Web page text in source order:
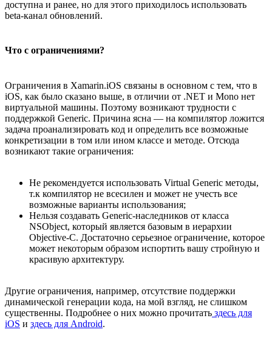
доступна и ранее, но для этого приходилось использовать
beta-канал обновлений.
Что с ограничениями?
Ограничения в Xamarin.iOS связаны в основном с тем, что в
iOS, как было сказано выше, в отличии от .NET и Mono нет
виртуальной машины. Поэтому возникают трудности с
поддержкой Generic. Причина ясна — на компилятор ложится
задача проанализировать код и определить все возможные
конкретизации в том или ином классе и методе. Отсюда
возникают такие ограничения:
Не рекомендуется использовать Virtual Generic методы,
т.к компилятор не всесилен и может не учесть все
возможные варианты использования;
Нельзя создавать Generic-наследников от класса
NSObject, который является базовым в иерархии
Objective-C. Достаточно серьезное ограничение, которое
может некоторым образом испортить вашу стройную и
красивую архитектуру.
Другие ограничения, например, отсутствие поддержки
динамической генерации кода, на мой взгляд, не слишком
существенны. Подробнее о них можно прочитать здесь для
iOS и здесь для Android.